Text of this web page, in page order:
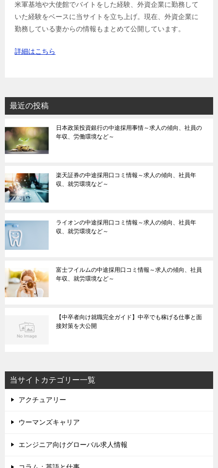
米軍基地や大使館でバイトをした経験、外資企業に勤務して
いた経験をベースに当サイトを立ち上げ。現在、外資企業に
勤務している妻からの情報もまとめて公開しています。
詳細はこちら
最近の投稿
日本政策投資銀行の中途採用事情～求人の傾向、社員の
年収、労働環境など～
楽天証券の中途採用口コミ情報～求人の傾向、社員年
収、就労環境など～
ライオンの中途採用口コミ情報～求人の傾向、社員年
収、就労環境など～
富士フイルムの中途採用口コミ情報～求人の傾向、社員
年収、就労環境など～
【中卒者向け就職完全ガイド】中卒でも稼げる仕事と面
接対策を大公開
当サイトカテゴリー一覧
アクチュアリー
ウーマンズキャリア
エンジニア向けグローバル求人情報